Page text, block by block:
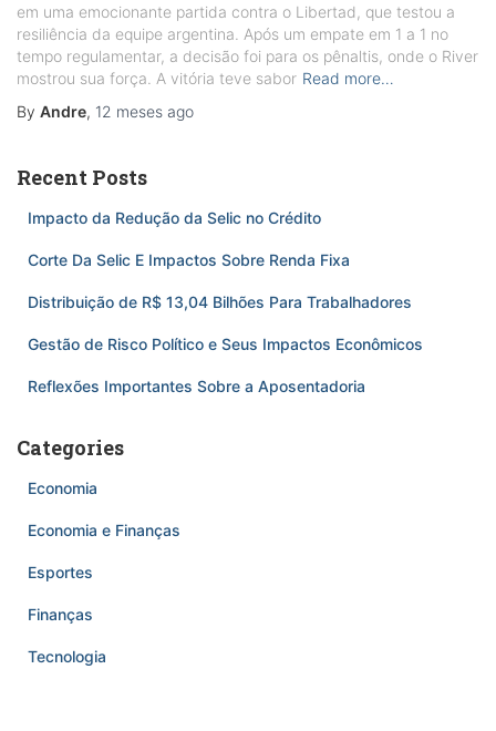
em uma emocionante partida contra o Libertad, que testou a
resiliência da equipe argentina. Após um empate em 1 a 1 no
tempo regulamentar, a decisão foi para os pênaltis, onde o River
mostrou sua força. A vitória teve sabor Read more…
By Andre, 12 meses ago
Recent Posts
Impacto da Redução da Selic no Crédito
Corte Da Selic E Impactos Sobre Renda Fixa
Distribuição de R$ 13,04 Bilhões Para Trabalhadores
Gestão de Risco Político e Seus Impactos Econômicos
Reflexões Importantes Sobre a Aposentadoria
Categories
Economia
Economia e Finanças
Esportes
Finanças
Tecnologia